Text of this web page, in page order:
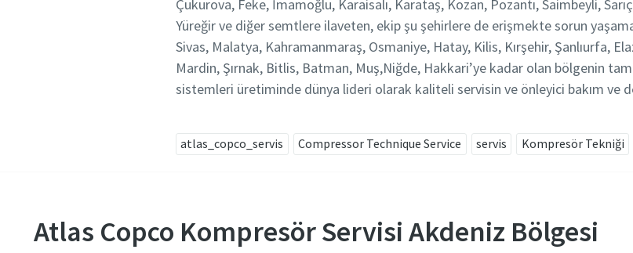
Çukurova, Feke, İmamoğlu, Karaisalı, Karataş, Kozan‎, Pozantı‎, Saimbeyli,
Yüreğir ve diğer semtlere ilaveten, ekip şu şehirlere de erişmekte sorun
Sivas, Malatya, Kahramanmaraş, Osmaniye, Hatay, Kilis, Kırşehir, Şanlıurfa,
Mardin, Şırnak, Bitlis, Batman, Muş,Niğde, Hakkari’ye kadar olan bölgenin
sistemleri üretiminde dünya lideri olarak kaliteli servisin ve önleyici bakım ve
atlas_copco_servis Compressor Technique Service servis Kompresör Tekniği
Atlas Copco Kompresör Servisi Akdeniz Bölgesi